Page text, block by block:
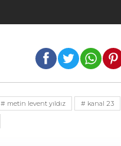
# metin levent yıldız # kanal 23